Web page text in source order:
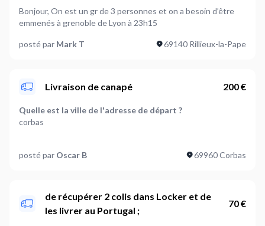
confirmation et tranche horaire du transporteur. Au plus tard
Lundi 30.01 - Je mettrai l’information précise dès que je
l’aurai. Merci de votre réponse, Cordialement
Bonjour, On est un gr de 3 personnes et on a besoin d’être
emmenés à grenoble de Lyon à 23h15
posté par Mark T 69140 Rillieux-la-Pape
Livraison de canapé 200 €
Quelle est la ville de l'adresse de départ ?
corbas
la courneuve
Poids de l'article à livrer (optionnel)
posté par Oscar B 69960 Corbas
de récupérer 2 colis dans Locker et de
les livrer au Portugal ;
70 €